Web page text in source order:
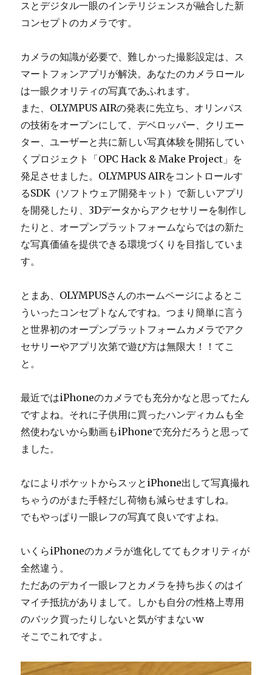
スとデジタル一眼のインテリジェンスが融合した新
コンセプトのカメラです。
カメラの知識が必要で、難しかった撮影設定は、ス
マートフォンアプリが解決。あなたのカメラロール
は一眼クオリティの写真であふれます。
また、OLYMPUS AIRの発表に先立ち、オリンパス
の技術をオープンにして、デベロッパー、クリエー
ター、ユーザーと共に新しい写真体験を開拓してい
くプロジェクト「OPC Hack & Make Project」を
発足させました。OLYMPUS AIRをコントロールす
るSDK（ソフトウェア開発キット）で新しいアプリ
を開発したり、3Dデータからアクセサリーを制作し
たりと、オープンプラットフォームならではの新た
な写真価値を提供できる環境づくりを目指していま
す。
とまあ、OLYMPUSさんのホームページによるとこ
ういったコンセプトなんですね。つまり簡単に言う
と世界初のオープンプラットフォームカメラでアク
セサリーやアプリ次第で遊び方は無限大！！てこ
と。
最近ではiPhoneのカメラでも充分かなと思ってたん
ですよね。それに子供用に買ったハンディカムも全
然使わないから動画もiPhoneで充分だろうと思って
ました。
なによりポケットからスッとiPhone出して写真撮れ
ちゃうのがまた手軽だし荷物も減らせますしね。
でもやっぱり一眼レフの写真て良いですよね。
いくらiPhoneのカメラが進化しててもクオリティが
全然違う。
ただあのデカイ一眼レフとカメラを持ち歩くのはイ
マイチ抵抗がありまして。しかも自分の性格上専用
のバック買ったりしないと気がすまないw
そこでこれですよ。